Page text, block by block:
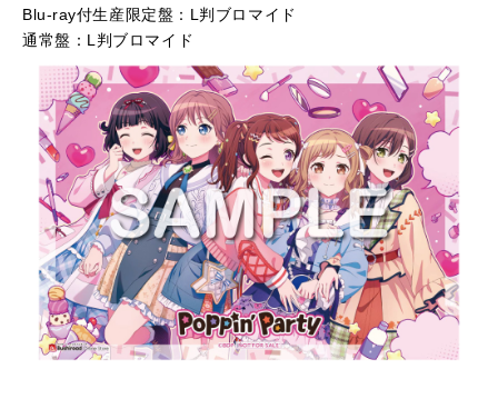
Blu-ray付生産限定盤：L判ブロマイド
通常盤：L判ブロマイド